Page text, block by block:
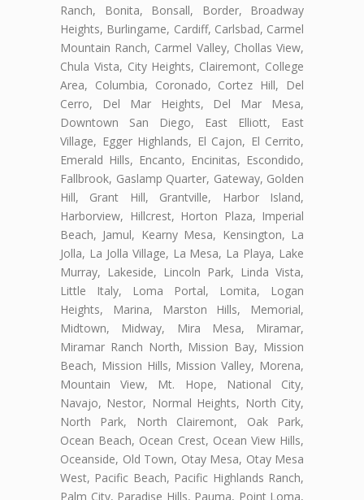
Ranch, Bonita, Bonsall, Border, Broadway
Heights, Burlingame, Cardiff, Carlsbad, Carmel
Mountain Ranch, Carmel Valley, Chollas View,
Chula Vista, City Heights, Clairemont, College
Area, Columbia, Coronado, Cortez Hill, Del
Cerro, Del Mar Heights, Del Mar Mesa,
Downtown San Diego, East Elliott, East
Village, Egger Highlands, El Cajon, El Cerrito,
Emerald Hills, Encanto, Encinitas, Escondido,
Fallbrook, Gaslamp Quarter, Gateway, Golden
Hill, Grant Hill, Grantville, Harbor Island,
Harborview, Hillcrest, Horton Plaza, Imperial
Beach, Jamul, Kearny Mesa, Kensington, La
Jolla, La Jolla Village, La Mesa, La Playa, Lake
Murray, Lakeside, Lincoln Park, Linda Vista,
Little Italy, Loma Portal, Lomita, Logan
Heights, Marina, Marston Hills, Memorial,
Midtown, Midway, Mira Mesa, Miramar,
Miramar Ranch North, Mission Bay, Mission
Beach, Mission Hills, Mission Valley, Morena,
Mountain View, Mt. Hope, National City,
Navajo, Nestor, Normal Heights, North City,
North Park, North Clairemont, Oak Park,
Ocean Beach, Ocean Crest, Ocean View Hills,
Oceanside, Old Town, Otay Mesa, Otay Mesa
West, Pacific Beach, Pacific Highlands Ranch,
Palm City, Paradise Hills, Pauma, Point Loma,